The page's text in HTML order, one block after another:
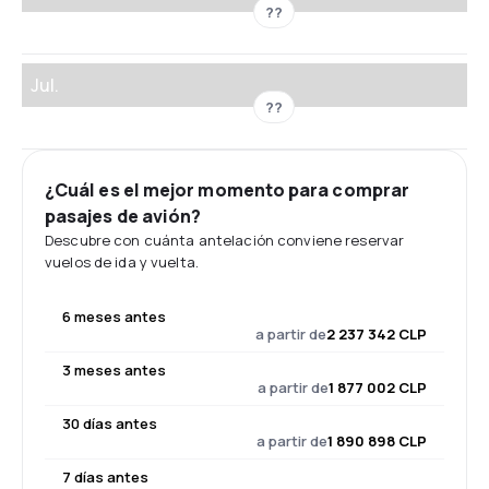
??
Jul.
??
¿Cuál es el mejor momento para comprar
pasajes de avión?
Descubre con cuánta antelación conviene reservar
vuelos de ida y vuelta.
6 meses antes
a partir de2 237 342 CLP
3 meses antes
a partir de1 877 002 CLP
30 días antes
a partir de1 890 898 CLP
7 días antes